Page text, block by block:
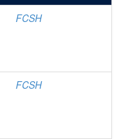
FCSH
FCSH